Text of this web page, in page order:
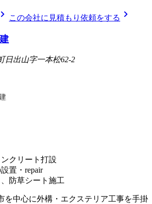
chevron_right この会社に見積もり依頼をする chevron_right
日出山字一本松62-2
クリート打設
置・repair
防草シート施工
を中心に外構・エクステリア工事を手掛